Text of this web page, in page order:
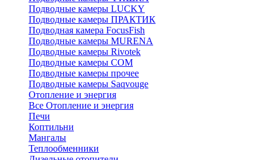
Подводные камеры LUCKY
Подводные камеры ПРАКТИК
Подводная камера FocusFish
Подводные камеры MURENA
Подводные камеры Rivotek
Подводные камеры СОМ
Подводные камеры прочее
Подводные камеры Saqvouge
Отопление и энергия
Все Отопление и энергия
Печи
Коптильни
Мангалы
Теплообменники